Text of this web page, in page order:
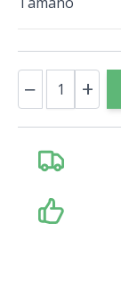
Cantidad
− +